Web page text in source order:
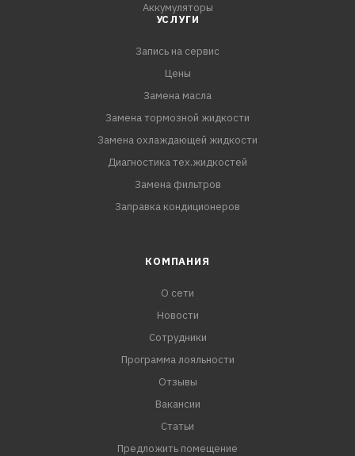
Аккумуляторы
УСЛУГИ
Запись на сервис
Цены
Замена масла
Замена тормозной жидкости
Замена охлаждающей жидкости
Диагностика тех.жидкостей
Замена фильтров
Заправка кондиционеров
КОМПАНИЯ
О сети
Новости
Сотрудники
Программа лояльности
Отзывы
Вакансии
Статьи
Предложить помещение